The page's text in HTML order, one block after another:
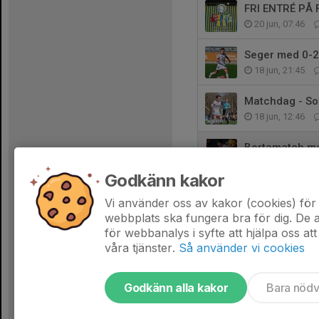
FRI ENTRÉ PÅ
20 jun, 07:46
Seger med 0-
18 jun, 21:45
Matchdag -
18 jun, 12:46
Bortamatch
14 jun, 18:30
Godkänn kakor
Vi använder oss av kakor (cookies)
webbplats ska fungera bra för dig. De
för webbanalys i syfte att hjälpa oss
våra tjänster. Så använder vi cookies
Godkänn alla kakor Bara